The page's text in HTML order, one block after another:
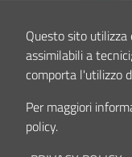
Questo sito
assimilabili a
comporta l'utilizzo
Per maggiori
policy.